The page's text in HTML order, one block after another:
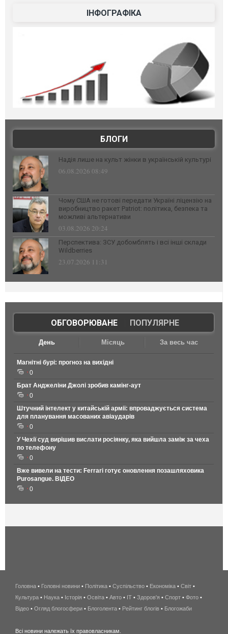
ІНФОГРАФІКА
БЛОГИ
Надія лише на культ жінки в українській культурі
06.08.2026 08:49
Чому США не готові передати Україні ліцензію на
виробництво ракет Patriot: політика, безпека та
можливі альтернативи
03.08.2026 20:24
Перспектива: ЗСУ добомблять і всі інші склади
Wildberries
23.07.2026 11:31
ОБГОВОРЮВАНЕ| ПОПУЛЯРНЕ
День Місяць За весь час
Магнітні бурі: прогноз на вихідні
0
Брат Анджеліни Джолі зробив камінг-аут
0
Штучний інтелект у китайській армії: впроваджується система
для планування масованих авіаударів
0
У Чехії суд вирішив вислати росіянку, яка вийшла заміж за чеха
по телефону
0
Вже вивели на тести: Ferrari готує оновлення позашляховика
Purosangue. ВІДЕО
0
беспроводной
интернет
киев
Головна • Головні новини • Політика • Суспільство • Економіка • Світ •
Культура • Наука • Історія • Освіта • Авто • IT • Здоров'я • Спорт • Фото •
Відео • Огляд блогосфери • Блоголента • Рейтинг блогів • Блогожаби
Всі новини належать їх правовласникам.